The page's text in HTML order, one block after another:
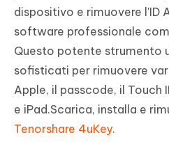
dispositivo e rimuovere l'ID
software professionale
Questo potente strumento
sofisticati per rimuovere
Apple, il passcode, il Touch
e iPad.Scarica, installa e
Tenorshare 4uKey.